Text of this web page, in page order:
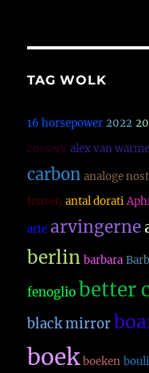
TAG WOLK
16 horsepower 2022
cossery alex van
carbon analoge
Jensen antal dorati
arte arvingerne
berlin barbara
fenoglio better
black mirror
boek boeken